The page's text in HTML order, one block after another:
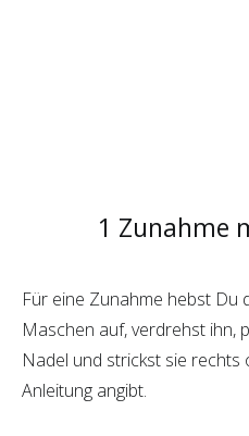
1 Zunahme
Für eine Zunahme hebst Du
Maschen auf, verdrehst ihn,
Nadel und strickst sie rechts
Anleitung angibt.